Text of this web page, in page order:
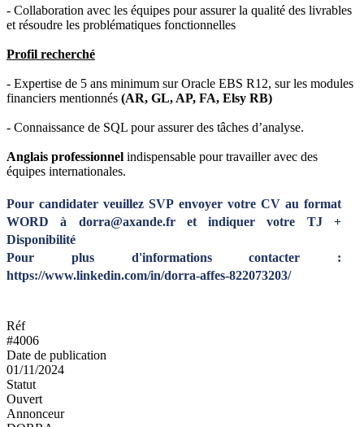
- Collaboration avec les équipes pour assurer la qualité des livrables
et résoudre les problématiques fonctionnelles
Profil recherché
- Expertise de 5 ans minimum sur Oracle EBS R12, sur les modules
financiers mentionnés (AR, GL, AP, FA, Elsy RB)
- Connaissance de SQL pour assurer des tâches d’analyse.
Anglais professionnel indispensable pour travailler avec des
équipes internationales.
Pour candidater veuillez SVP envoyer votre CV au format
WORD à dorra@axande.fr et indiquer votre TJ +
Disponibilité
Pour plus d'informations contacter :
https://www.linkedin.com/in/dorra-affes-822073203/
Réf
#4006
Date de publication
01/11/2024
Statut
Ouvert
Annonceur